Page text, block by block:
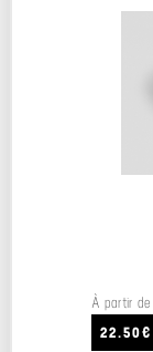
À partir de
22.50€